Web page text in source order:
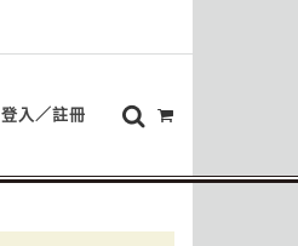
登入／註冊